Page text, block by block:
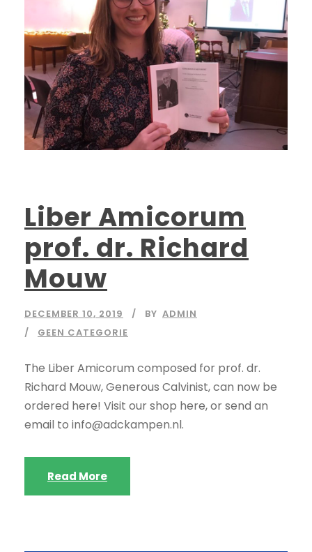
Liber Amicorum
prof. dr. Richard
Mouw
DECEMBER 10, 2019 BY ADMIN
GEEN CATEGORIE
The Liber Amicorum composed for prof. dr.
Richard Mouw, Generous Calvinist, can now be
ordered here! Visit our shop here, or send an
email to info@adckampen.nl.
Read More